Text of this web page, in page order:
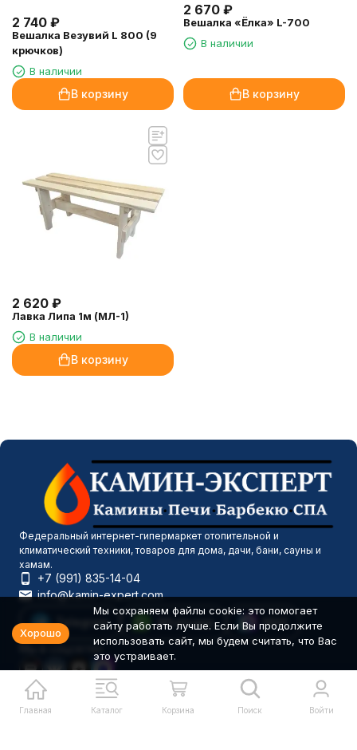
2 740 ₽
Вешалка Везувий L 800 (9
крючков)
В наличии
В корзину
2 670 ₽
Вешалка «Ёлка» L-700
В наличии
В корзину
2 620 ₽
Лавка Липа 1м (МЛ-1)
В наличии
В корзину
Главная Каталог Корзина Поиск Войти
Федеральный интернет-гипермаркет отопительной и
климатический техники, товаров для дома, дачи, бани, сауны и
хамам.
+7 (991) 835-14-04
info@kamin-expert.com
Telegram
Whatsapp
MAX
Мы в соцсетях
Хорошо
Мы сохраняем файлы cookie: это помогает
сайту работать лучше. Если Вы продолжите
использовать сайт, мы будем считать, что Вас
это устраивает.